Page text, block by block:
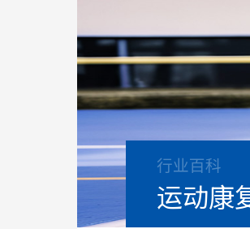
行业百科
运动康